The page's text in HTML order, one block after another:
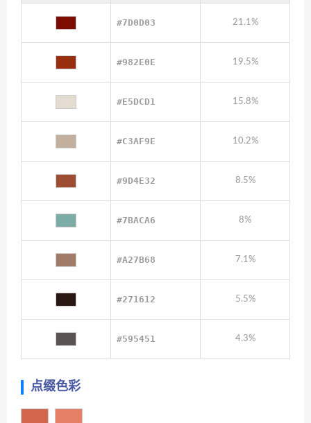
#7D0D03 21.1%
#982E0E 19.5%
#E5DCD1 15.8%
#C3AF9E 10.2%
#9D4E32 8.5%
#7BACA6 8%
#A27B68 7.1%
#271612 5.5%
#595451 4.3%
点缀色彩